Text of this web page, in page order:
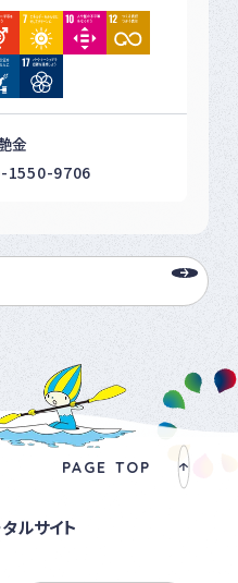
金
1550-9706
PAGE TOP
ルサイト